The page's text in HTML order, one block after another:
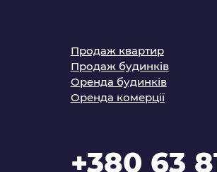
Продаж квартир
Продаж будинків
Оренда будинків
Оренда комерції
+380 63